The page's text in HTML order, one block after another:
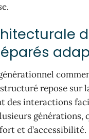
repose sur
des interactions
générations,
et d’accessibilité.